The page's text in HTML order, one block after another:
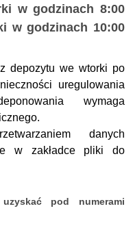
w godzinach 8:00
w godzinach 10:00
depozytu we wtorki po
uregulowania
wymaga
danych
w zakładce pliki do
uzyskać pod numerami